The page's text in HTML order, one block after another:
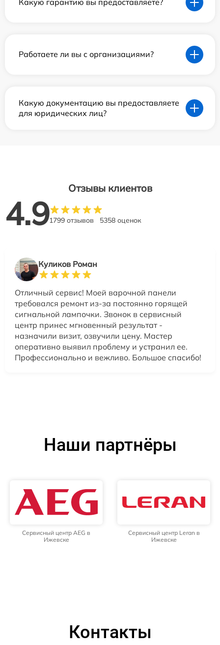
Какую гарантию вы предоставляете?
Работаете ли вы с организациями?
Какую документацию вы предоставляете
для юридических лиц?
Отзывы клиентов
4.91799 отзывов 5358 оценок
Куликов Роман
Отличный сервис! Моей варочной панели
требовался ремонт из-за постоянно горящей
сигнальной лампочки. Звонок в сервисный
центр принес мгновенный результат -
назначили визит, озвучили цену. Мастер
оперативно выявил проблему и устранил ее.
Профессионально и вежливо. Большое спасибо!
Наши партнёры
Сервисный центр AEG в
Ижевске
Сервисный центр Leran в
Ижевске
Контакты